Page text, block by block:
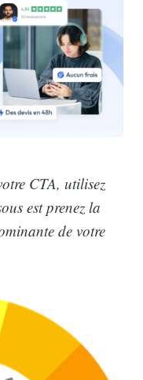
CTA, utilisez
est prenez la
de votre